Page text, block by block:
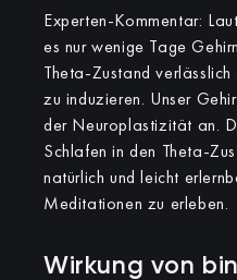
Experten-Kommentar:
es nur wenige Tage
Theta-Zustand
zu induzieren. Unser
der Neuroplastizität an.
Schlafen in den Theta-
natürlich und leicht
Meditationen zu erleben.
Wirkung von